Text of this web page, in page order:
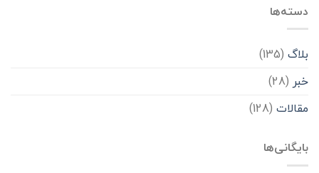
دسته‌ها
بلاگ (135)
خبر (28)
مقالات (128)
بایگانی‌ها